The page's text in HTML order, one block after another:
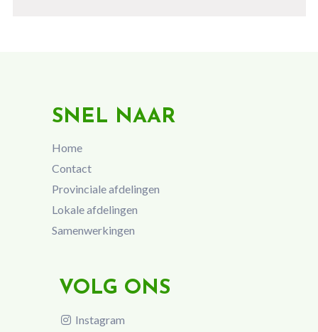
SNEL NAAR
Home
Contact
Provinciale afdelingen
Lokale afdelingen
Samenwerkingen
VOLG ONS
Instagram